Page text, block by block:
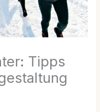
Tipps